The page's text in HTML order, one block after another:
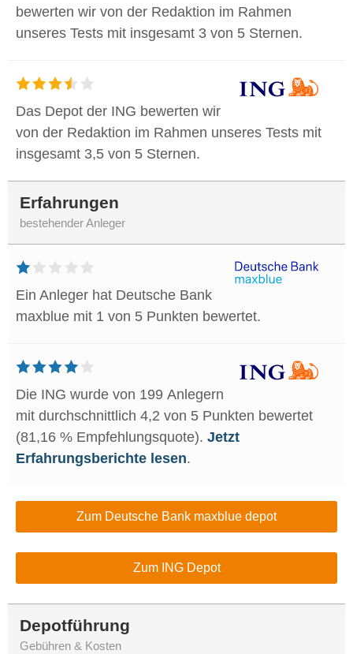
bewerten wir von der Redaktion im Rahmen
unseres Tests mit insgesamt 3 von 5 Sternen.
Das Depot der ING bewerten wir
von der Redaktion im Rahmen unseres Tests mit
insgesamt 3,5 von 5 Sternen.
Erfahrungen
bestehender Anleger
Ein Anleger hat Deutsche Bank
maxblue mit 1 von 5 Punkten bewertet.
Die ING wurde von 199 Anlegern
mit durchschnittlich 4,2 von 5 Punkten bewertet
(81,16 % Empfehlungsquote). Jetzt
Erfahrungsberichte lesen.
Zum Deutsche Bank maxblue depot
Zum ING Depot
Depotführung
Gebühren & Kosten